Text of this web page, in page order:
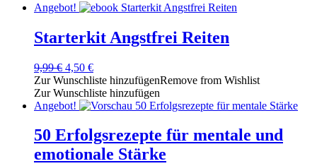
welches Thema?
Filtern
Angebot!
Starterkit Angstfrei Reiten
9,99€ Ursprünglicher
Preis
war:
9,99 €
4,50 €Aktueller
Preis
ist:
4,50 €.
Zur Wunschliste hinzufügenRemove from Wishlist
Zur Wunschliste hinzufügen
Angebot!
50 Erfolgsrezepte für mentale und
emotionale Stärke